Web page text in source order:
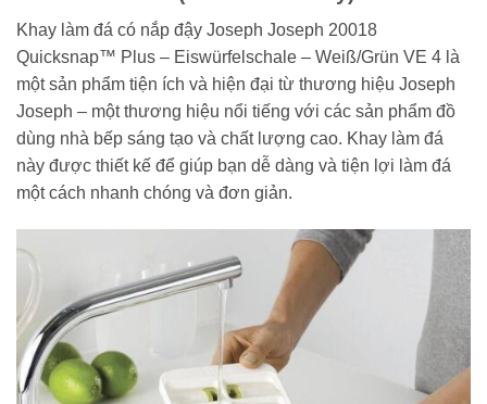
Khay làm đá có nắp đậy Joseph Joseph 20018
Quicksnap™ Plus – Eiswürfelschale – Weiß/Grün VE 4 là
một sản phẩm tiện ích và hiện đại từ thương hiệu Joseph
Joseph – một thương hiệu nổi tiếng với các sản phẩm đồ
dùng nhà bếp sáng tạo và chất lượng cao. Khay làm đá
này được thiết kế để giúp bạn dễ dàng và tiện lợi làm đá
một cách nhanh chóng và đơn giản.